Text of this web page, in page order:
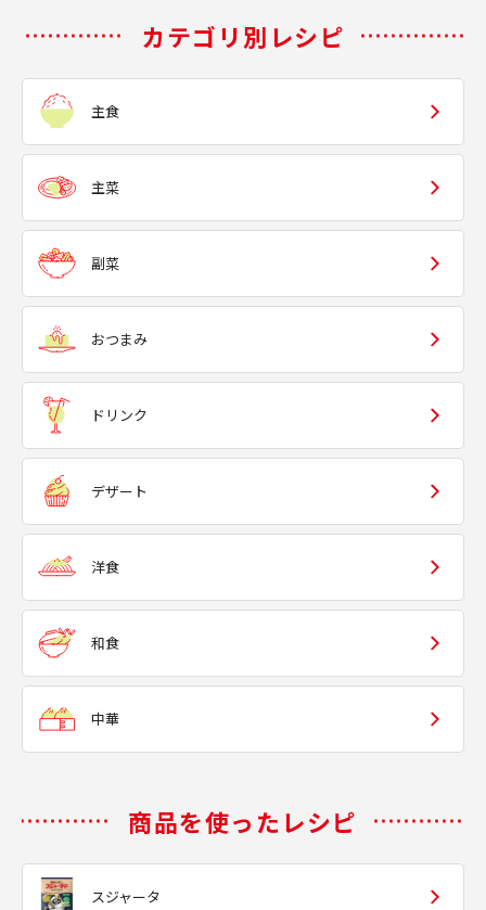
カテゴリ別レシピ
主食
主菜
副菜
おつまみ
ドリンク
デザート
洋食
和食
中華
商品を使ったレシピ
スジャータ